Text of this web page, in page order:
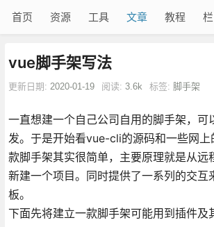
首页 资源 工具 文章 教程
vue脚手架写法
更新日期: 2020-01-19 阅读: 3.6k 标签: 脚手架
一直想建一个自己公司自用的脚手架，可
发。于是开始看vue-cli的源码和一些网上
款脚手架其实很简单，主要原理就是从远
新建一个项目。同时提供了一系列的交互
板。
下面先将建立一款脚手架可能用到插件及